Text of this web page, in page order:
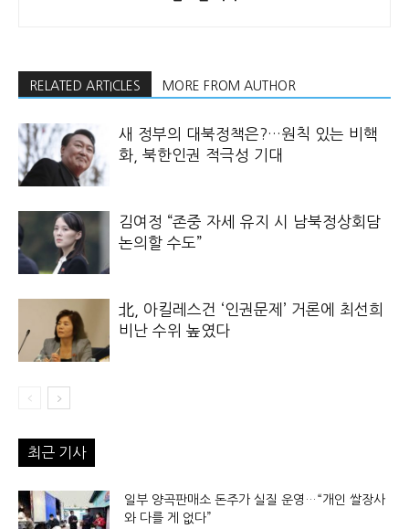
RELATED ARTICLES MORE FROM AUTHOR
새 정부의 대북정책은?…원칙 있는 비핵
화, 북한인권 적극성 기대
김여정 “존중 자세 유지 시 남북정상회담
논의할 수도”
北, 아킬레스건 ‘인권문제’ 거론에 최선희
비난 수위 높였다
최근 기사
일부 양곡판매소 돈주가 실질 운영…“개인 쌀장사
와 다를 게 없다”